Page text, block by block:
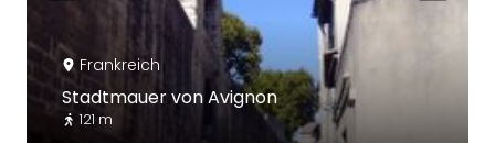
Frankreich
Stadtmauer von Avignon
121 m